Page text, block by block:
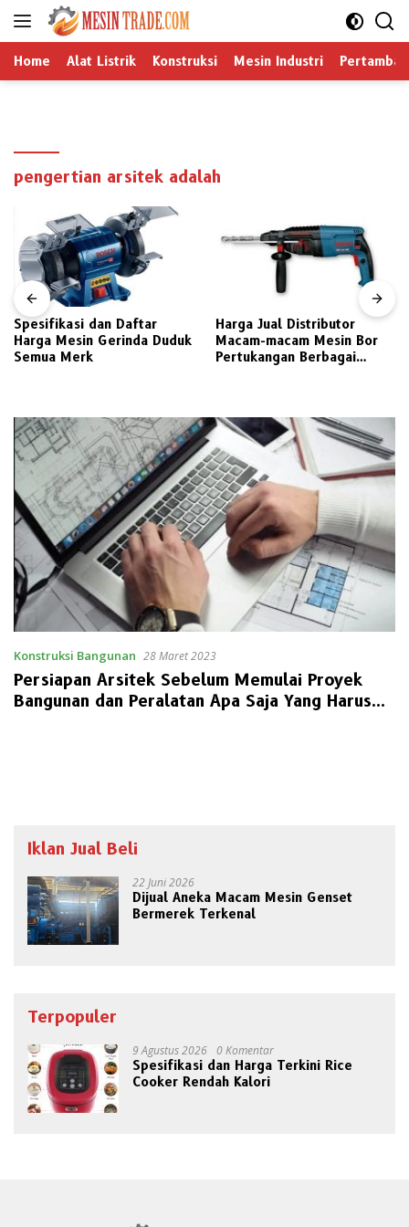
Langsung
Home Alat Listrik Konstruksi Mesin Industri
pengertian arsitek adalah
Spesifikasi dan Daftar
Harga Mesin Gerinda Duduk
Semua Merk
Harga Jual Distributor
Macam-macam Mesin Bor
Pertukangan Berbagai
Konstruksi Bangunan 28 Maret 2023
Persiapan Arsitek Sebelum Memulai Proyek
Bangunan dan Peralatan Apa Saja Yang Harus
Iklan Jual Beli
22 Juni 2026
Dijual Aneka Macam Mesin Genset
Bermerek Terkenal
Terpopuler
9 Agustus 2026 0 Komentar
Spesifikasi dan Harga Terkini Rice
Cooker Rendah Kalori